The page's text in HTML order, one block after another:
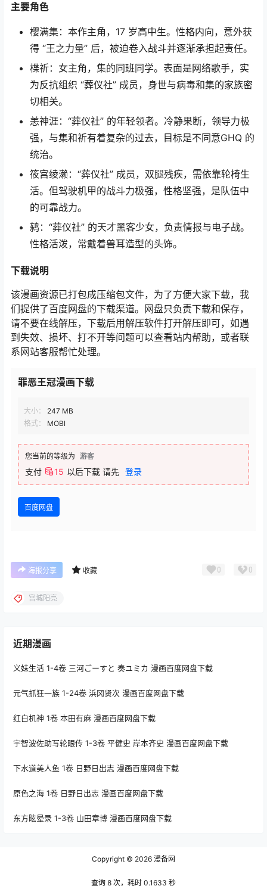
主要角色
樱满集：本作主角，17 岁高中生。性格内向，意外获
得 “王之力量” 后，被迫卷入战斗并逐渐承担起责任。
楪祈：女主角，集的同班同学。表面是网络歌手，实
为反抗组织 “葬仪社” 成员，身世与病毒和集的家族密
切相关。
恙神涯：“葬仪社” 的年轻领者。冷静果断，领导力极
强，与集和祈有着复杂的过去，目标是不同意GHQ 的
统治。
筱宫绫濑：“葬仪社” 成员，双腿残疾，需依靠轮椅生
活。但驾驶机甲的战斗力极强，性格坚强，是队伍中
的可靠战力。
鸫：“葬仪社” 的天才黑客少女，负责情报与电子战。
性格活泼，常戴着兽耳造型的头饰。
下载说明
该漫画资源已打包成压缩包文件，为了方便大家下载，我
们提供了百度网盘的下载渠道。网盘只负责下载和保存，
请不要在线解压，下载后用解压软件打开解压即可，如遇
到失效、损坏、打不开等问题可以查看站内帮助，或者联
系网站客服帮忙处理。
罪恶王冠漫画下载
大小：
247 MB
格式：
MOBI
您当前的等级为 游客
支付 15 以后下载 请先 登录
百度网盘
海报分享 收藏 0 0
宫城阳亮
近期漫画
义妹生活 1-4卷 三河ごーすと 奏ユミカ 漫画百度网盘下载
元气抓狂一族 1-24卷 浜冈贤次 漫画百度网盘下载
红白机神 1卷 本田有麻 漫画百度网盘下载
宇智波佐助写轮眼传 1-3卷 平健史 岸本齐史 漫画百度网盘下载
下水道美人鱼 1卷 日野日出志 漫画百度网盘下载
原色之海 1卷 日野日出志 漫画百度网盘下载
东方眩晕录 1-3卷 山田章博 漫画百度网盘下载
Copyright © 2026 漫备网
查询 8 次，耗时 0.1633 秒